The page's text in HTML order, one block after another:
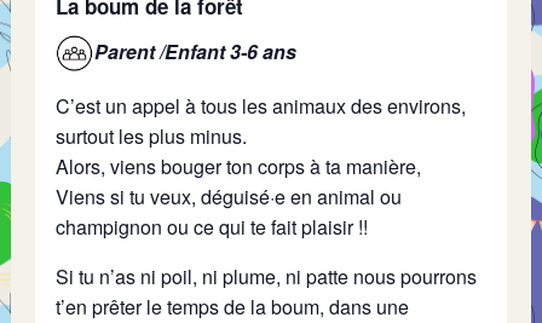
La boum de la forêt
Parent /Enfant 3-6 ans
C’est un appel à tous les animaux des environs,
surtout les plus minus.
Alors, viens bouger ton corps à ta manière,
Viens si tu veux, déguisé·e en animal ou
champignon ou ce qui te fait plaisir !!
Si tu n’as ni poil, ni plume, ni patte nous pourrons
t’en prêter le temps de laboum,dans une